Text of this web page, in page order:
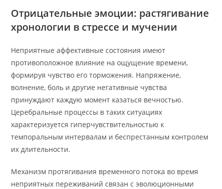
Отрицательные эмоции: растягивание
хронологии в стрессе и мучении
Неприятные аффективные состояния имеют
противоположное влияние на ощущение времени,
формируя чувство его торможения. Напряжение,
волнение, боль и другие негативные чувства
принуждают каждую момент казаться вечностью.
Церебральные процессы в таких ситуациях
характеризуется гиперчувствительностью к
темпоральным интервалам и беспрестанным контролем
их длительности.
Механизм протягивания временного потока во время
неприятных переживаний связан с эволюционными